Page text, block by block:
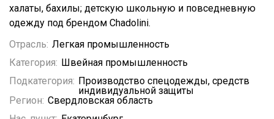
халаты, бахилы; детскую школьную и повседневную
одежду под брендом Chadolini.
Отрасль: Легкая промышленность
Категория: Швейная промышленность
Подкатегория: Производство спецодежды, средств
индивидуальной защиты
Регион: Свердловская область